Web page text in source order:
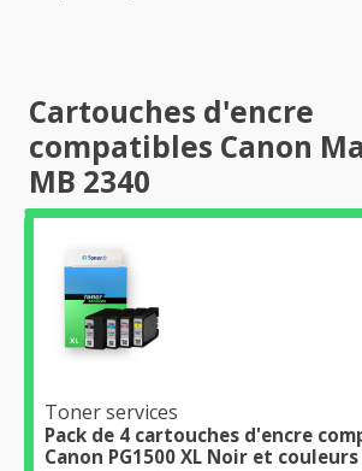
Cartouches d'encre
compatibles Canon
MB 2340
Toner services
Pack de 4 cartouches d'encre
Canon PG1500 XL Noir et couleurs